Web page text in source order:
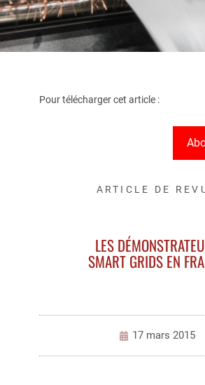
Pour télécharger cet article :
ARTICLE DE
LES
SMART GRIDS EN
17 mars 2015